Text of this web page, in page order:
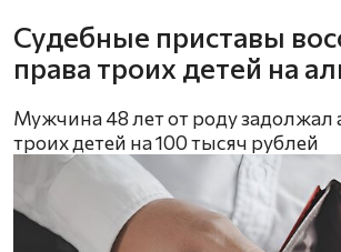
Судебные приставы
права троих детей на
Мужчина 48 лет от роду
троих детей на 100 тысяч рублей